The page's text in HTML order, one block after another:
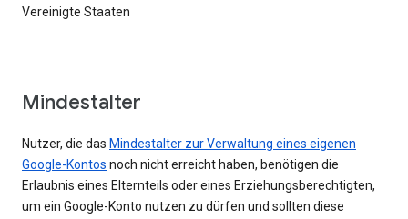
Vereinigte Staaten
Mindestalter
Nutzer, die das Mindestalter zur Verwaltung eines eigenen
Google-Kontos noch nicht erreicht haben, benötigen die
Erlaubnis eines Elternteils oder eines Erziehungsberechtigten,
um ein Google-Konto nutzen zu dürfen und sollten diese